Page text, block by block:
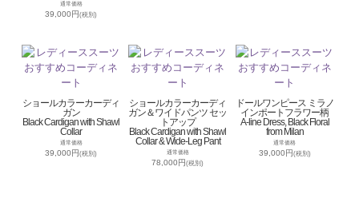
通常価格
39,000円(税別)
ショールカラーカーディ
ガン
Black Cardigan with Shawl
Collar
通常価格
39,000円(税別)
ショールカラーカーディ
ガン＆ワイドパンツ セッ
トアップ
Black Cardigan with Shawl
Collar & Wide-Leg Pant
通常価格
78,000円(税別)
ドールワンピース ミラノ
インポートフラワー柄
A-line Dress, Black Floral
from Milan
通常価格
39,000円(税別)